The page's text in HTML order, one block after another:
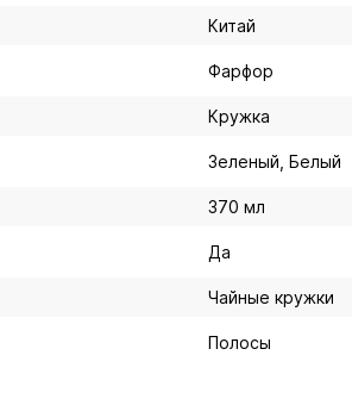
Китай
Фарфор
Кружка
Зеленый, Белый
370 мл
Да
Чайные кружки
Полосы